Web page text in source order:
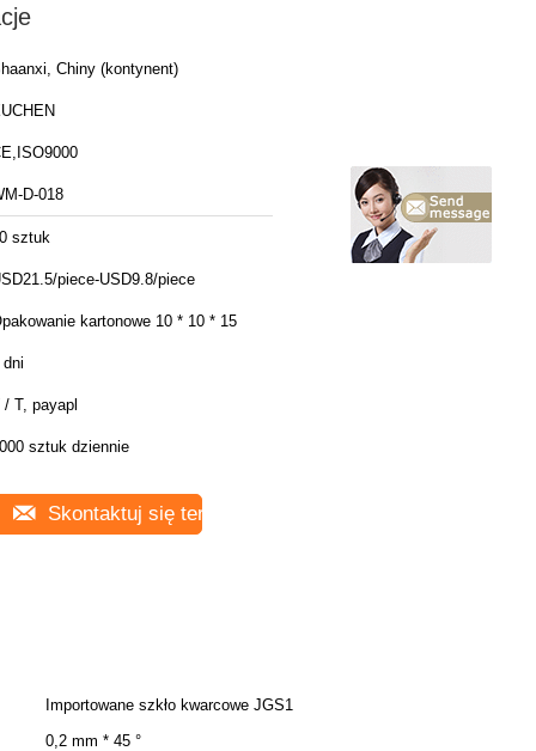
Chiny (kontynent)
D-018
sztuk
piece-USD9.8/piece
kartonowe 10 * 10 * 15
dni
/ T, payapl
sztuk dziennie
Skontaktuj się teraz
Importowane szkło kwarcowe JGS1
0,2 mm * 45 °